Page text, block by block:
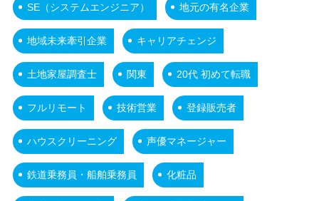
SE（システムエンジニア） 地元の有名企業
地域未来牽引企業 キャリアチェンジ
土地家屋調査士 関東 20代 初めて転職
フルリモート 技術営業 登録販売者
ハウスクリーニング 声優マネージャー
鉄道乗務員・船舶乗務員 化粧品